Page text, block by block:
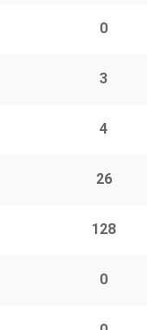
0
3
4
26
128
0